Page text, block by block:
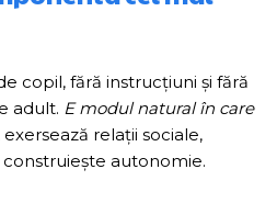
copil, fără instrucțiuni și fără
adult. E modul natural în care
exersează relații sociale,
autonomie.